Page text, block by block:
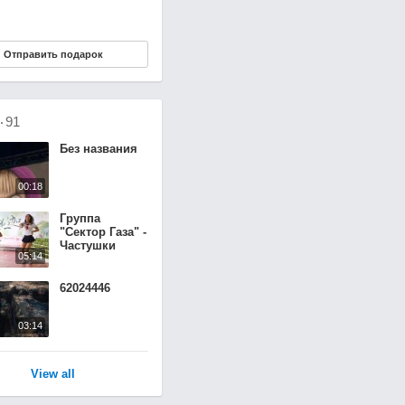
Отправить подарок
91
00:18
Без названия
05:14
Группа
"Сектор Газа" -
Частушки
03:14
62024446
View all